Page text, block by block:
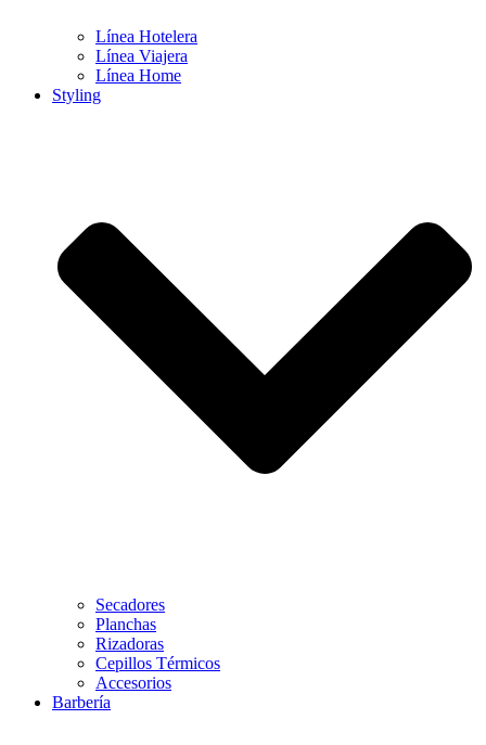
Línea Hotelera
Línea Viajera
Línea Home
Styling
Secadores
Planchas
Rizadoras
Cepillos Térmicos
Accesorios
Barbería